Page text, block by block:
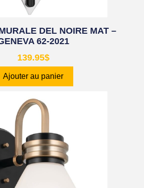
DEL NOIRE MAT –
62-2021
139.95$
Ajouter au panier